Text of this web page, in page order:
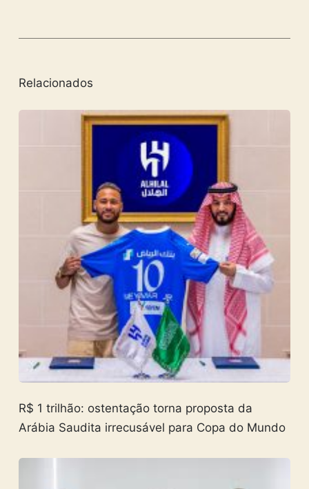
Relacionados
R$ 1 trilhão: ostentação torna proposta da
Arábia Saudita irrecusável para Copa do Mundo